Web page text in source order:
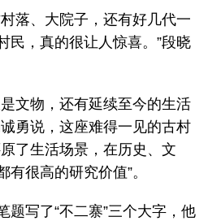
、大院子，还有好几代一
民，真的很让人惊喜。”段晓
物，还有延续至今的生活
勇说，这座难得一见的古村
了生活场景，在历史、文
很高的研究价值”。
写了“不二寨”三个大字，他